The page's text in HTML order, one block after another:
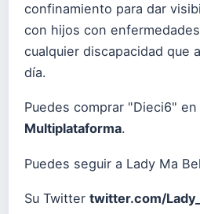
confinamiento para dar
con hijos con
cualquier discapacidad que
día.
Puedes comprar "Dieci6" en
Multiplataforma.
Puedes seguir a Lady Ma
Su Twitter twitter.com/